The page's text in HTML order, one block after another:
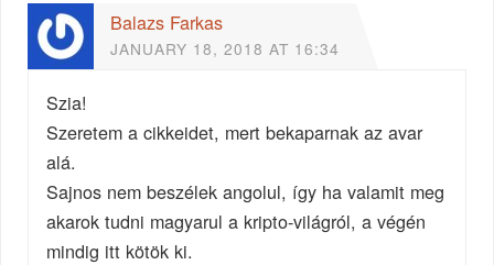
Balazs Farkas
JANUARY 18, 2018 AT 16:34
Szia!
Szeretem a cikkeidet, mert bekaparnak az avar
alá.
Sajnos nem beszélek angolul, így ha valamit meg
akarok tudni magyarul a kripto-világról, a végén
mindig itt kötök ki.